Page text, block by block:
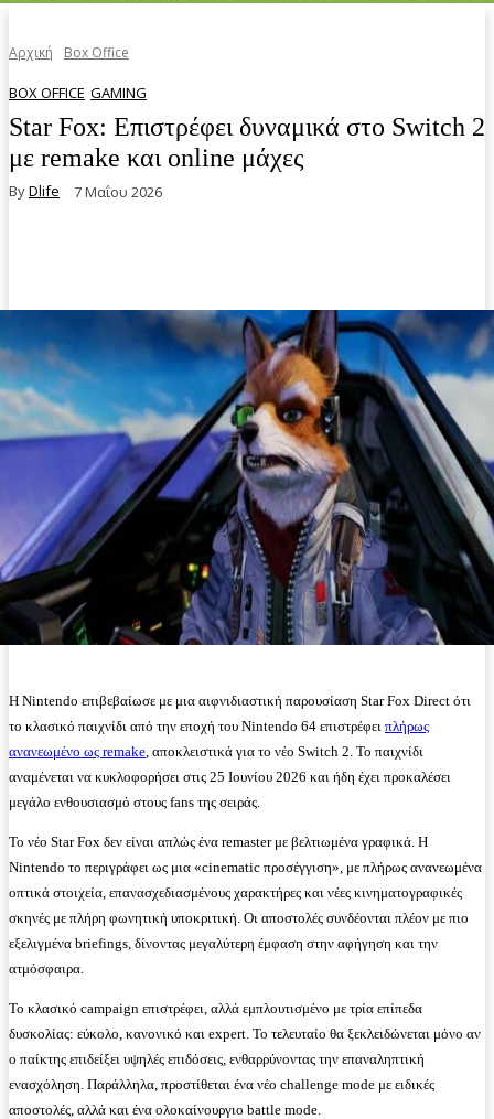
Αρχική Box Office
BOX OFFICE GAMING
Star Fox: Επιστρέφει δυναμικά στο Switch 2
με remake και online μάχες
ByDlife 7 Μαΐου 2026
Η Nintendo επιβεβαίωσε με μια αιφνιδιαστική παρουσίαση Star Fox Direct ότι
το κλασικό παιχνίδι από την εποχή του Nintendo 64 επιστρέφει πλήρως
ανανεωμένο ως remake , αποκλειστικά για το νέο Switch 2. Το παιχνίδι
αναμένεται να κυκλοφορήσει στις 25 Ιουνίου 2026 και ήδη έχει προκαλέσει
μεγάλο ενθουσιασμό στους fans της σειράς.
Το νέο Star Fox δεν είναι απλώς ένα remaster με βελτιωμένα γραφικά. Η
Nintendo το περιγράφει ως μια «cinematic προσέγγιση», με πλήρως ανανεωμένα
οπτικά στοιχεία, επανασχεδιασμένους χαρακτήρες και νέες κινηματογραφικές
σκηνές με πλήρη φωνητική υποκριτική. Οι αποστολές συνδέονται πλέον με πιο
εξελιγμένα briefings, δίνοντας μεγαλύτερη έμφαση στην αφήγηση και την
ατμόσφαιρα.
Το κλασικό campaign επιστρέφει, αλλά εμπλουτισμένο με τρία επίπεδα
δυσκολίας: εύκολο, κανονικό και expert. Το τελευταίο θα ξεκλειδώνεται μόνο αν
ο παίκτης επιδείξει υψηλές επιδόσεις, ενθαρρύνοντας την επαναληπτική
ενασχόληση. Παράλληλα, προστίθεται ένα νέο challenge mode με ειδικές
αποστολές, αλλά και ένα ολοκαίνουργιο battle mode.